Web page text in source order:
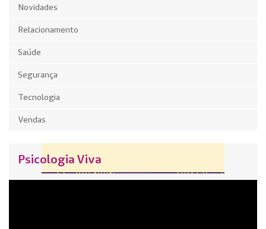
Novidades
Relacionamento
Saúde
Segurança
Tecnologia
Vendas
Psicologia Viva